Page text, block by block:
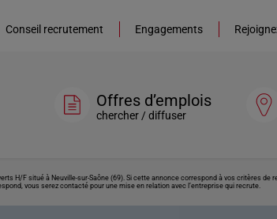
Conseil recrutement Engagements
Offres d’emplois
chercher / diffuser
H/F situé à Neuville-sur-Saône (69). Si cette annonce correspond à vos critères
vous serez contacté pour une mise en relation avec l’entreprise qui recrute.